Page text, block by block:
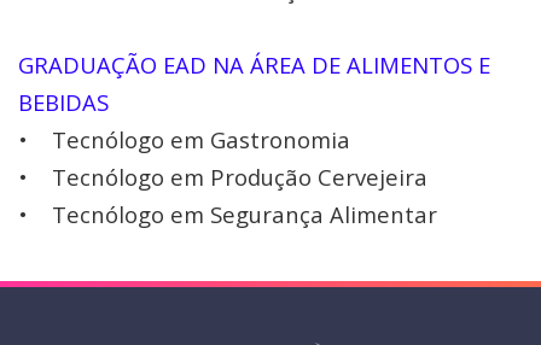
GRADUAÇÃO EAD NA ÁREA DE ALIMENTOS E
BEBIDAS
• Tecnólogo em Gastronomia
• Tecnólogo em Produção Cervejeira
• Tecnólogo em Segurança Alimentar